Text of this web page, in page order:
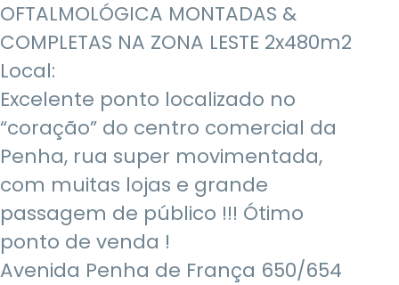
OFTALMOLÓGICA MONTADAS &
COMPLETAS NA ZONA LESTE 2x480m2
Local:
Excelente ponto localizado no
“coração” do centro comercial da
Penha, rua super movimentada,
com muitas lojas e grande
passagem de público !!! Ótimo
ponto de venda !
Avenida Penha de França 650/654